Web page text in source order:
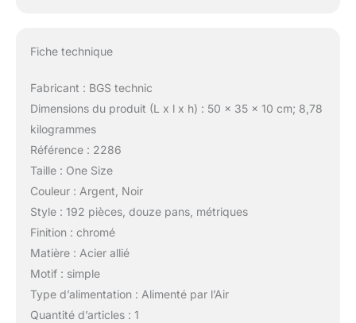
Fiche technique
Fabricant : BGS technic
Dimensions du produit (L x l x h) : 50 x 35 x 10 cm; 8,78
kilogrammes
Référence : 2286
Taille : One Size
Couleur : Argent, Noir
Style : 192 pièces, douze pans, métriques
Finition : chromé
Matière : Acier allié
Motif : simple
Type d’alimentation : Alimenté par l’Air
Quantité d’articles : 1